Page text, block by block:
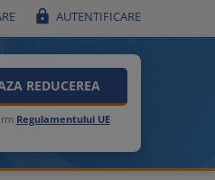
 AUTENTIFICARE
REDUCEREA
Regulamentului UE